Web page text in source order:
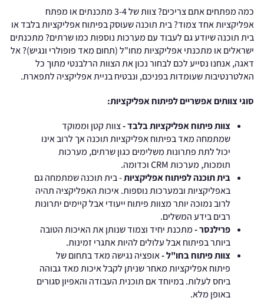
כמה מפתחים אתם צריכים? צוות של 3-4 מתכנתים או מפתח
אפליקציות אחד צמוד? בית תוכנה שעוסק בפיתוח אפליקציות בלבד או
בית תוכנה שיודע גם לעבוד עם מערכות נוספות כמו שרתים? מתכנתים
ישראלים או מתכנתי אפליקציות מחו"ל (תחום מאד פופולרי ונגיש)? אל
דאגה, אנחנו נסייע לכם לבחור נכון את הצוות הרלבנטי מתוך כל
האלטרנטיבות שעומדות בפניכם, ונבטיח בניית אפליקציה לתפארת.
סוגי צוותים אפשריים לפיתוח אפליקציות:
צוות פיתוח אפליקציות בלבד -צוות קטן וממוקד
שמתמחה מאד בפיתוח אפליקציות תוכנה אך לרוב אינו
יכול לתת פתרונות משלימים כגון שרתים, מערכות
תומכות, מערכות CRM וכדומה.
בית תוכנה לפיתוח אפליקציות- בית תוכנה שמתמחה גם
באפליקציות ובמערכות נוספות. איכות האפליקציה תהיה
לרוב נמוכה יותר מצוות פיתוח ייעודי אבל קיימים יתרונות
רבים בידע המשלים.
פרילנסר -מתכנת יחיד וצמוד שנותן את האיכות הטובה
ביותר בפיתוח אבל עלולים להיות אתגרי זמינות.
צוות פיתוח בחו"ל -אופציה נגישה מאד בתחום של
פיתוח אפליקציות מאחר שניתן לקבל איכות מאד גבוהה
ביחס לעלות. במיוחד אם תוכנית העבודה והאפיון סגורים
באופן מלא.